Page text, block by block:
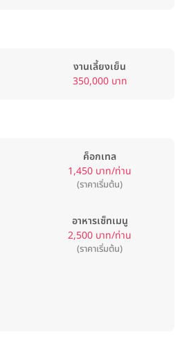
งานเลี้ยงเย็น
350,000 บาท
ค็อกเทล
1,450 บาท/ท่าน
(ราคาเริ่มต้น)
อาหารเซ็ทเมนู
2,500 บาท/ท่าน
(ราคาเริ่มต้น)